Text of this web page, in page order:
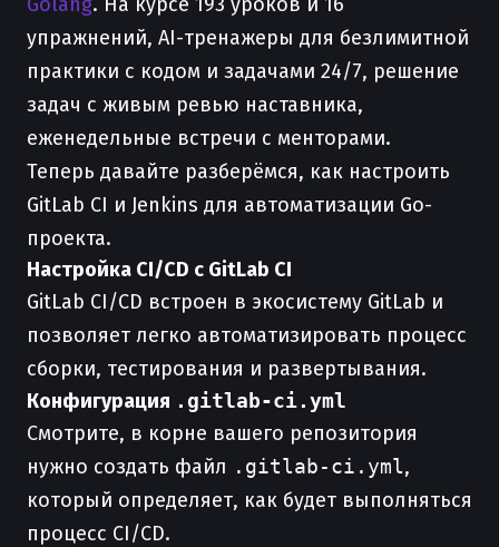
упражнений, AI-тренажеры для безлимитной
практики с кодом и задачами 24/7, решение
задач с живым ревью наставника,
еженедельные встречи с менторами.
Теперь давайте разберёмся, как настроить
GitLab CI и Jenkins для автоматизации Go-
проекта.
Настройка CI/CD с GitLab CI
GitLab CI/CD встроен в экосистему GitLab и
позволяет легко автоматизировать процесс
сборки, тестирования и развертывания.
Конфигурация .gitlab-ci.yml
Смотрите, в корне вашего репозитория
нужно создать файл .gitlab-ci.yml,
который определяет, как будет выполняться
процесс CI/CD.